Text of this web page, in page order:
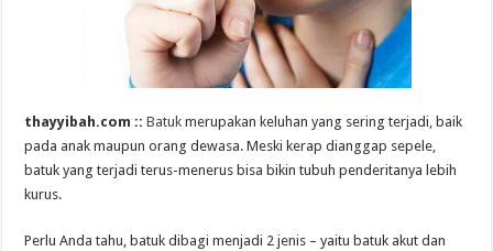
thayyibah.com ::Batuk merupakan keluhan yang sering terjadi, baik
pada anak maupun orang dewasa. Meski kerap dianggap sepele,
batuk yang terjadi terus-menerus bisa bikin tubuh penderitanya lebih
kurus.
Perlu Anda tahu, batuk dibagi menjadi 2 jenis – yaitu batuk akut dan